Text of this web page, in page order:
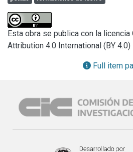
Esta obra se publica con la licencia
Attribution 4.0 International (BY 4.0)
Full item